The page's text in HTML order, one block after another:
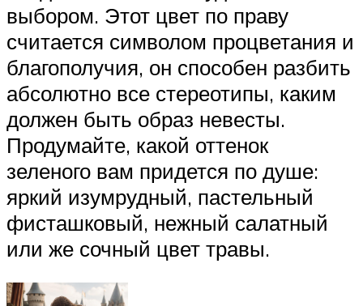
выбором. Этот цвет по праву
считается символом процветания и
благополучия, он способен разбить
абсолютно все стереотипы, каким
должен быть образ невесты.
Продумайте, какой оттенок
зеленого вам придется по душе:
яркий изумрудный, пастельный
фисташковый, нежный салатный
или же сочный цвет травы.